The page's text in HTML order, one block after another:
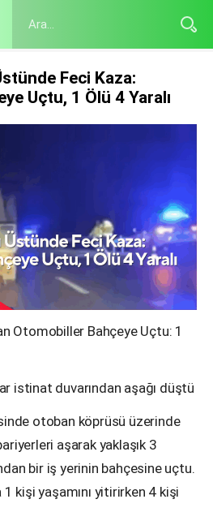
Feci Kaza:
Uçtu, 1 Ölü 4 Yaralı
Otomobiller Bahçeye Uçtu: 1
istinat duvarından aşağı düştü
otoban köprüsü üzerinde
aşarak yaklaşık 3
bir iş yerinin bahçesine uçtu.
kişi yaşamını yitirirken 4 kişi